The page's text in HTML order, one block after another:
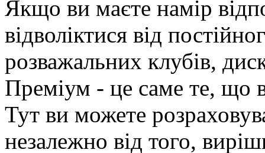
Якщо ви маєте намір
відволіктися від
розважальних клубів,
Преміум - це саме те, що
Тут ви можете
незалежно від того,